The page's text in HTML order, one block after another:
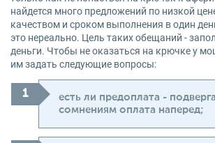
найдется много предложений по низкой
качеством и сроком выполнения в один
это нереально. Цель таких обещаний -
деньги. Чтобы не оказаться на крючке у
им задать следующие вопросы:
есть ли предоплата -
сомнениям оплата наперед;